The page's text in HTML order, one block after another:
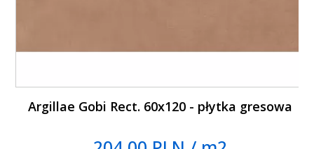
Argillae Gobi Rect. 60x120 - płytka gresowa